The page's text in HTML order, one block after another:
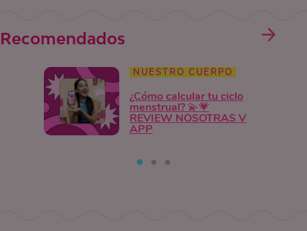
Recomendados
NUESTRO CUERPO
¿Cómo calcular tu ciclo
menstrual? 💫💗
REVIEW NOSOTRAS V
APP